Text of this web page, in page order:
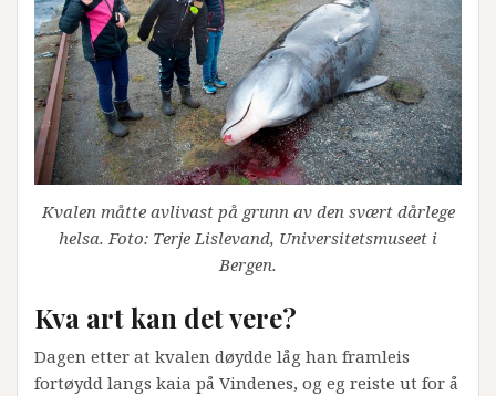
Kvalen måtte avlivast på grunn av den svært dårlege
helsa. Foto: Terje Lislevand, Universitetsmuseet i
Bergen.
Kva art kan det vere?
Dagen etter at kvalen døydde låg han framleis
fortøydd langs kaia på Vindenes, og eg reiste ut for å